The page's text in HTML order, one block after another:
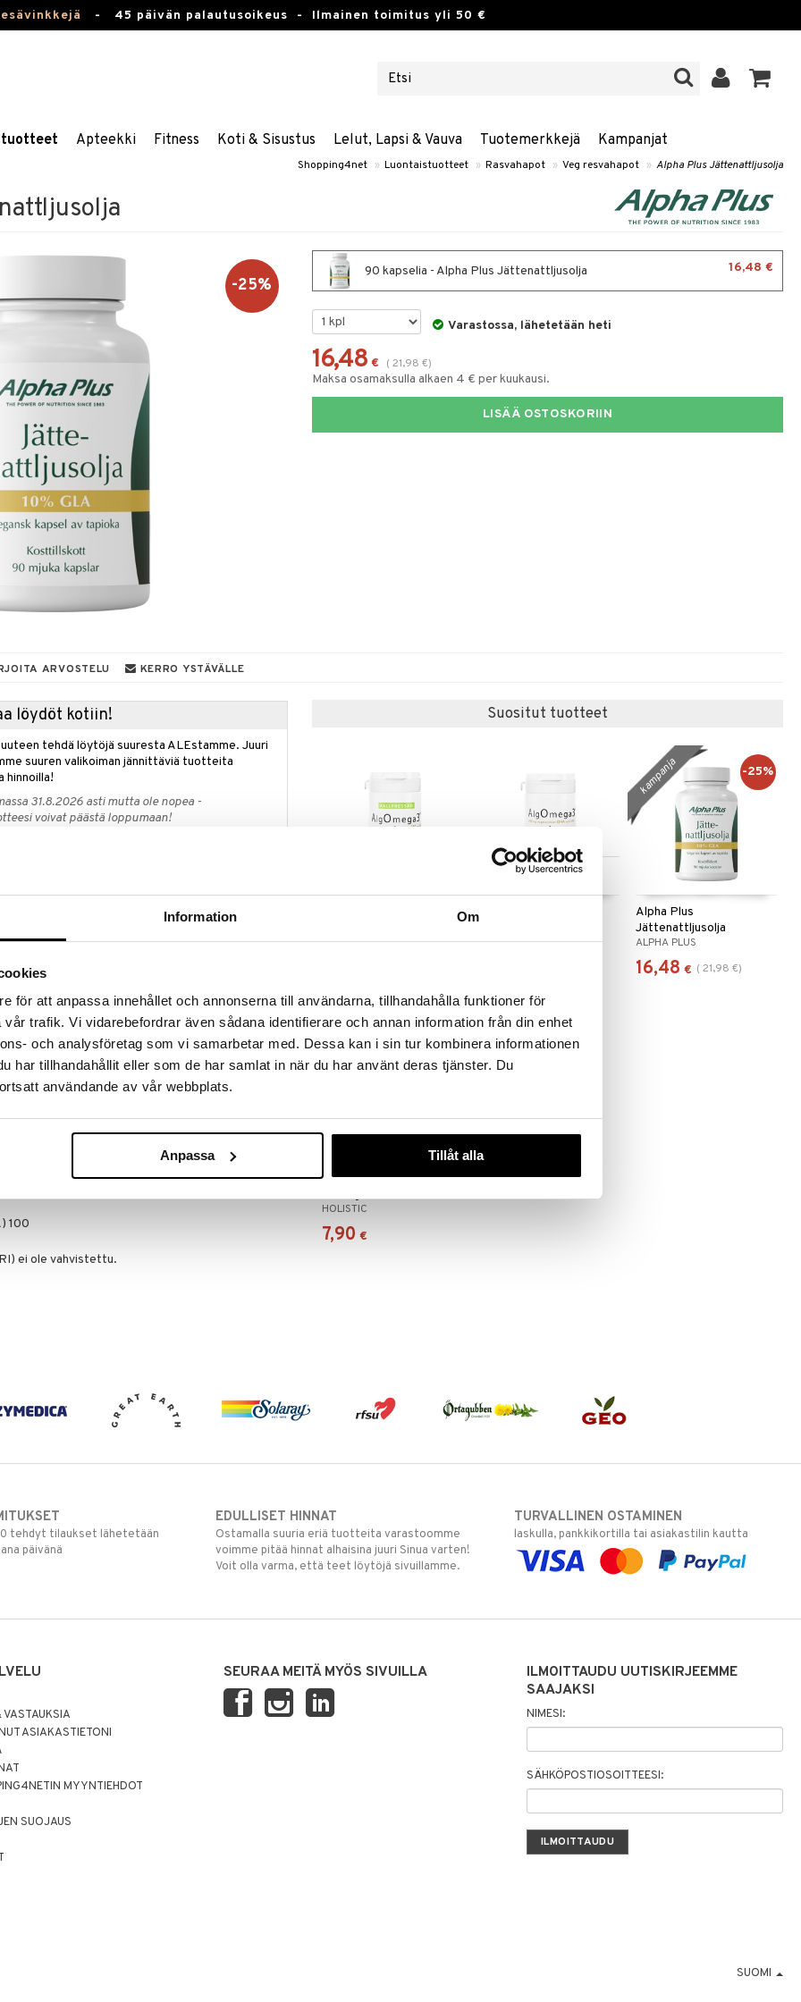
Information Om
för att anpassa innehållet och annonserna till användarna, tillhandahålla funktioner för
trafik. Vi vidarebefordrar även sådana identifierare och annan information från din enhet
och analysföretag som vi samarbetar med. Dessa kan i sin tur kombinera informationen
har tillhandahållit eller som de har samlat in när du har använt deras tjänster. Du
användande av vår webbplats.
Anpassa Tillåt alla
- 45 päivän palautusoikeus - Ilmainen toimitus yli 50 €
Apteekki Fitness Koti & Sisustus Lelut, Lapsi & Vauva Tuotemerkkejä Kampanjat
Shopping4net » Luontaistuotteet » Rasvahapot » Veg resvahapot » Alpha Plus Jättenattljusolja
-25%
90 kapselia - Alpha Plus Jättenattljusolja 16,48 €
Varastossa, lähetetään heti
16,48 € ( 21,98 €)
Maksa osamaksulla alkaen 4 € per kuukausi.
LISÄÄ OSTOSKORIIN
ARVOSTELU KERRO YSTÄVÄLLE
löydöt kotiin!
tehdä löytöjä suuresta ALEstamme. Juuri
suuren valikoiman jännittäviä tuotteita
hinnoilla!
31.8.2026 asti mutta ole nopea -
voivat päästä loppumaan!
nimeltä gammalinoleenihappo, GLA.
omega-6-rasvahappo, joka on
ei saa ylittää. Ravintolisiä ei tule
Säilytettävä pienten lasten
L.), kasviskapseli (muokattu tapiokatärkkelys,
E-vitamiini (D-alfa-tokoferoli).
100
ei ole vahvistettu.
Suositut tuotteet
Helhetshälsa AlgOmega3
HELHETSHÄLSA
Saatavana useana
AlgOmega3
HELHETSHÄLSA
Alpha Plus
Jättenattljusolja
ALPHA PLUS
16,48 € ( 21,98 €)
kampanja -25%
Holistic Linfröolja
HOLISTIC
7,90 €
eco
tehdyt tilaukset lähetetään
päivänä
EDULLISET HINNAT
Ostamalla suuria eriä tuotteita varastoomme
voimme pitää hinnat alhaisina juuri Sinua varten!
Voit olla varma, että teet löytöjä sivuillamme.
TURVALLINEN OSTAMINEN
laskulla, pankkikortilla tai asiakastilin kautta
ASIAKASTIETONI
MYYNTIEHDOT
SUOJAUS
SEURAA MEITÄ MYÖS SIVUILLA
ILMOITTAUDU UUTISKIRJEEMME
SAAJAKSI
NIMESI:
SÄHKÖPOSTIOSOITTEESI:
SUOMI